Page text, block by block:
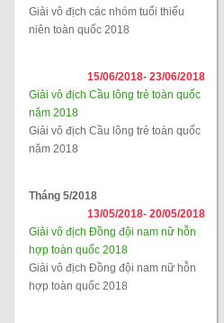
Giải vô địch các nhóm tuổi thiếu
niên toàn quốc 2018
15/06/2018- 23/06/2018
Giải vô địch Cầu lông trẻ toàn quốc
năm 2018
Giải vô địch Cầu lông trẻ toàn quốc
năm 2018
Tháng 5/2018
13/05/2018- 20/05/2018
Giải vô địch Đồng đội nam nữ hỗn
hợp toàn quốc 2018
Giải vô địch Đồng đội nam nữ hỗn
hợp toàn quốc 2018